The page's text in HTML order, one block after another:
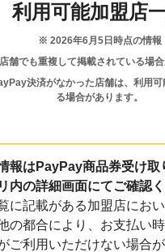
利用可能加盟店
※ 2026年6月5日 時点の情報
舗でも重複して掲載されている場合
決済がなかった店舗は、利用可
る場合があります。
報はPayPay商品券受け
内の詳細画面にてご確認く
に記載がある加盟店にお
の都合により、お支払い
ご利用いただけない場合が